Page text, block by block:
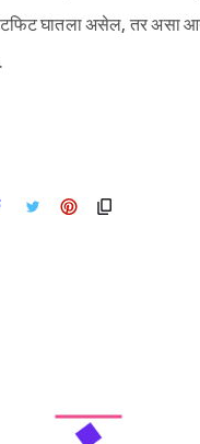
घातला असेल, तर असा